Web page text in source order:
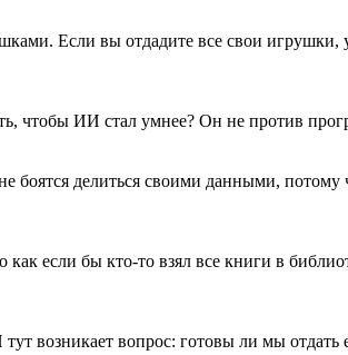
Если вы отдадите все свои
чтобы ИИ стал умнее? Он не против
делиться своими данными,
если бы кто-то взял все книги в
возникает вопрос: готовы ли мы